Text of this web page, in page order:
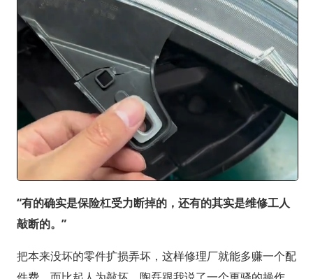
“有的确实是保险杠受力断掉的，还有的其实是维修工人
敲断的。”
把本来没坏的零件扩损弄坏，这样修理厂就能多赚一个配